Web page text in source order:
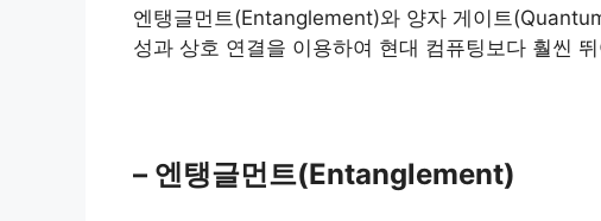
엔탱글먼트(Entanglement)와 양자 게이트
성과 상호 연결을 이용하여 현대 컴퓨팅보다 훨씬
– 엔탱글먼트(Entanglement)